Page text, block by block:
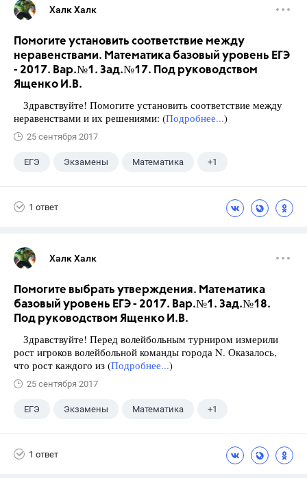
Халк Халк
Помогите установить соответствие между
неравенствами. Математика базовый уровень ЕГЭ
- 2017. Вар.№1. Зад.№17. Под руководством
Ященко И.В.
Здравствуйте! Помогите установить соответствие между
неравенствами и их решениями: (Подробнее...)
25 сентября 2017
ЕГЭ Экзамены Математика +1
1 ответ
Халк Халк
Помогите выбрать утверждения. Математика
базовый уровень ЕГЭ - 2017. Вар.№1. Зад.№18.
Под руководством Ященко И.В.
Здравствуйте! Перед волейбольным турниром измерили
рост игроков волейбольной команды города N. Оказалось,
что рост каждого из (Подробнее...)
25 сентября 2017
ЕГЭ Экзамены Математика +1
1 ответ